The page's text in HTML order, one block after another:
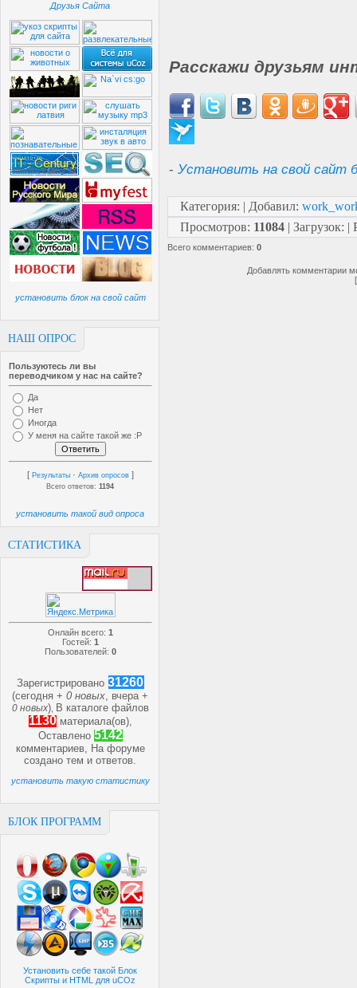
Друзья Сайта
установить блок на свой сайт
НАШ ОПРОС
Пользуютесь ли вы
переводчиком у нас на сайте?
Да
Нет
Иногда
У меня на сайте такой же :P
[ Результаты · Архив опросов ]
Всего ответов:1194
установить такой вид опроса
СТАТИСТИКА
Онлайн всего: 1
Гостей: 1
Пользователей: 0
Зарегистрировано 31260
(сегодня +0 новых, вчера +
0 новых) В каталоге файлов
1130 материала(ов),
Оставлено 5142
комментариев, На форуме
созданотем иответов.
установить такую статистику
БЛОК ПРОГРАММ
Установить себе такой Блок
Скрипты и HTML для uCOz
Расскажи друзьям
- Установить на свой сайт
Категория: | Добавил:
Просмотров: 11084 | Загрузок: |
Всего комментариев: 0
Добавлять комментарии